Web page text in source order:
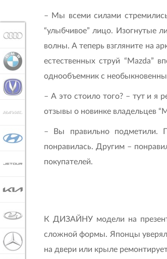
– Мы всеми силами
“улыбчивое” лицо. Изогнутые
волны. А теперь взгляните на
естественных струй “Mazda”
однообъемник с
– А это стоило того? – тут и я
отзывы о новинке владельцев
– Вы правильно подметили.
понравилась. Другим –
покупателей.
К ДИЗАЙНУ модели на
сложной формы. Японцы
на двери или крыле
BMW
HAVAL
JETOUR
LADA